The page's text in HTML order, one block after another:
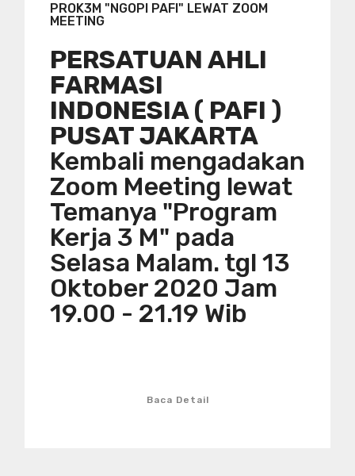
PROK3M "NGOPI PAFI" LEWAT ZOOM
MEETING
PERSATUAN AHLI
FARMASI
INDONESIA ( PAFI )
PUSAT JAKARTA
Kembali mengadakan
Zoom Meeting lewat
Temanya "Program
Kerja 3 M" pada
Selasa Malam. tgl 13
Oktober 2020 Jam
19.00 - 21.19 Wib
Baca Detail